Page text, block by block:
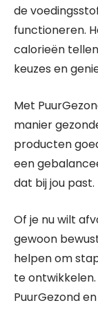
de
functioneren.
calorieën
keuzes en
Met
manier
producten
een
dat bij jou past.
Of je nu wilt
gewoon
helpen om
te
PuurGezond